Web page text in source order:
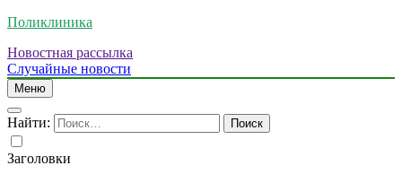
Поликлиника
Новостная рассылка
Случайные новости
Меню
Найти:
Заголовки